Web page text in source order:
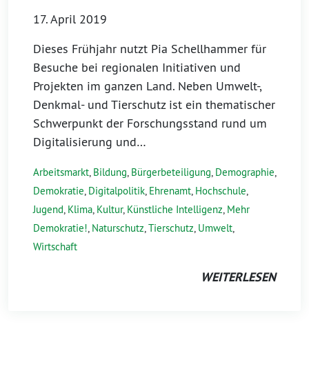
17. April 2019
Dieses Frühjahr nutzt Pia Schellhammer für
Besuche bei regionalen Initiativen und
Projekten im ganzen Land. Neben Umwelt-,
Denkmal- und Tierschutz ist ein thematischer
Schwerpunkt der Forschungsstand rund um
Digitalisierung und…
Arbeitsmarkt, Bildung, Bürgerbeteiligung, Demographie,
Demokratie, Digitalpolitik, Ehrenamt, Hochschule,
Jugend, Klima, Kultur, Künstliche Intelligenz, Mehr
Demokratie!, Naturschutz,Tierschutz, Umwelt,
Wirtschaft
WEITERLESEN